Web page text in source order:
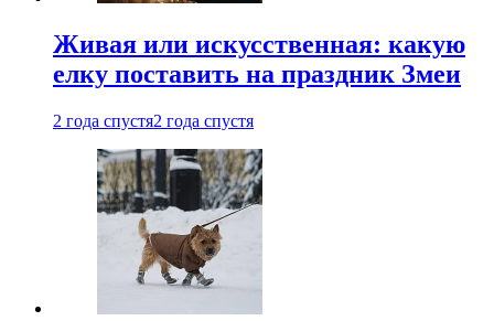
Живая или искусственная: какую
елку поставить на праздник Змеи
2 года спустя2 года спустя